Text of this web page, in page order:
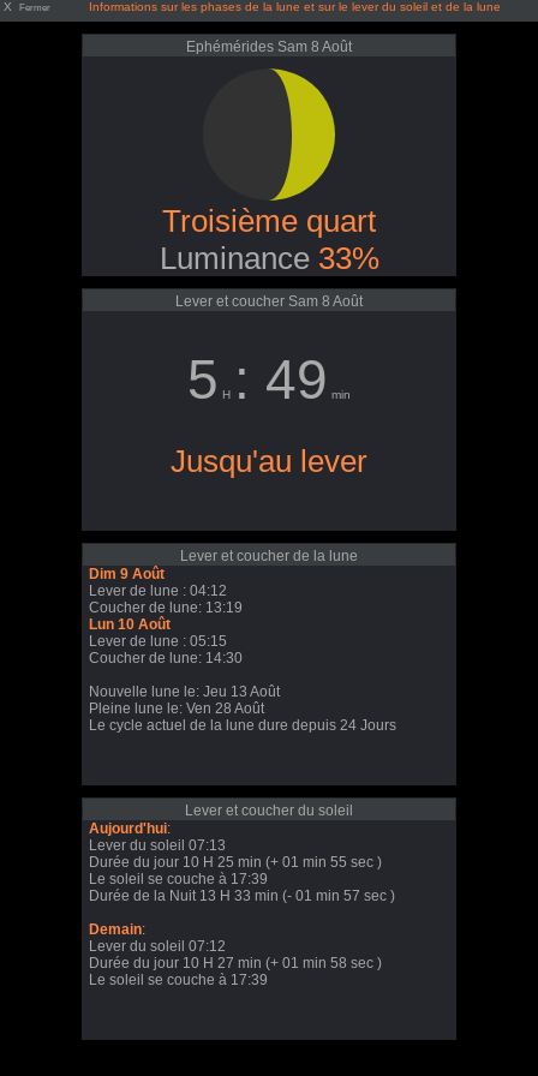
X Fermer Informations sur les phases de la lune et sur le lever du soleil et de la lune
Ephémérides Sam 8 Août
Troisième quart
Luminance 33%
Lever et coucher Sam 8 Août
5 H : 49 min
Jusqu'au lever
Lever et coucher de la lune
Dim 9 Août
Lever de lune : 04:12
Coucher de lune: 13:19
Lun 10 Août
Lever de lune : 05:15
Coucher de lune: 14:30
Nouvelle lune le: Jeu 13 Août
Pleine lune le: Ven 28 Août
Le cycle actuel de la lune dure depuis 24 Jours
Lever et coucher du soleil
Aujourd'hui:
Lever du soleil 07:13
Durée du jour 10 H 25 min (+ 01 min 55 sec )
Le soleil se couche à 17:39
Durée de la Nuit 13 H 33 min (- 01 min 57 sec )
Demain:
Lever du soleil 07:12
Durée du jour 10 H 27 min (+ 01 min 58 sec )
Le soleil se couche à 17:39